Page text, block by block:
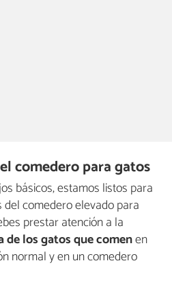
comedero para gatos
básicos, estamos listos para
comedero elevado para
prestar atención a la
los gatos que comenen
normal y en un comedero